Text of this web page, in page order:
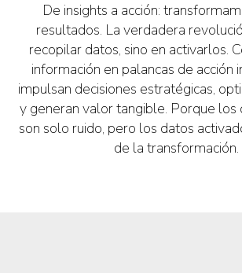
De insights a acción:
resultados. La verdadera
recopilar datos, sino en activarlos.
información en palancas de acción
impulsan decisiones estratégicas,
y generan valor tangible. Porque los
son solo ruido, pero los datos
de la transformación.